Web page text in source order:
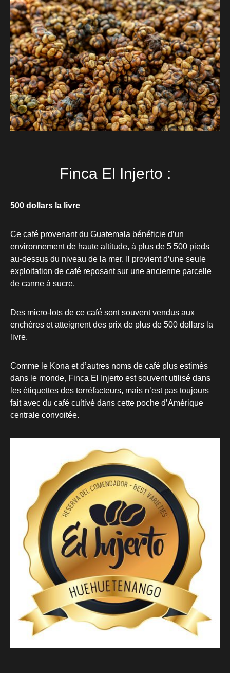
Finca El Injerto :
500 dollars la livre
Ce café provenant du Guatemala bénéficie d’un
environnement de haute altitude, à plus de 5 500 pieds
au-dessus du niveau de la mer. Il provient d’une seule
exploitation de café reposant sur une ancienne parcelle
de canne à sucre.
Des micro-lots de ce café sont souvent vendus aux
enchères et atteignent des prix de plus de 500 dollars la
livre.
Comme le Kona et d’autres noms de café plus estimés
dans le monde, Finca El Injerto est souvent utilisé dans
les étiquettes des torréfacteurs, mais n’est pas toujours
fait avec du café cultivé dans cette poche d’Amérique
centrale convoitée.